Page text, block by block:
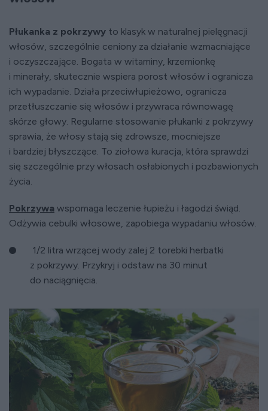
Płukanka z pokrzywy to klasyk w naturalnej pielęgnacji
włosów, szczególnie ceniony za działanie wzmacniające
i oczyszczające. Bogata w witaminy, krzemionkę
i minerały, skutecznie wspiera porost włosów i ogranicza
ich wypadanie. Działa przeciwłupieżowo, ogranicza
przetłuszczanie się włosów i przywraca równowagę
skórze głowy. Regularne stosowanie płukanki z pokrzywy
sprawia, że włosy stają się zdrowsze, mocniejsze
i bardziej błyszczące. To ziołowa kuracja, która sprawdzi
się szczególnie przy włosach osłabionych i pozbawionych
życia.
Pokrzywa wspomaga leczenie łupieżu i łagodzi świąd.
Odżywia cebulki włosowe, zapobiega wypadaniu włosów.
1/2 litra wrzącej wody zalej 2 torebki herbatki
z pokrzywy. Przykryj i odstaw na 30 minut
do naciągnięcia.